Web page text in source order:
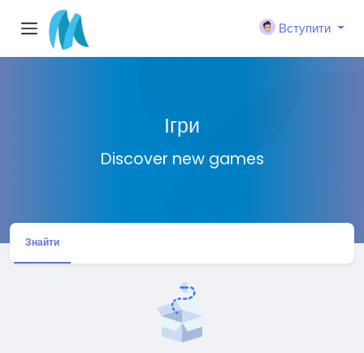
Вступити
Ігри
Discover new games
Знайти